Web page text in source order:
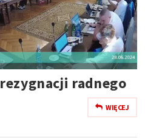
radnego
WIĘCEJ